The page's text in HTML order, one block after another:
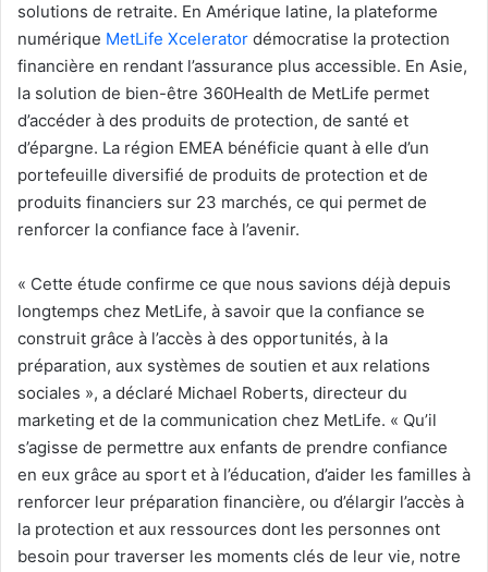
solutions de retraite. En Amérique latine, la plateforme
numérique MetLife Xcelerator démocratise la protection
financière en rendant l’assurance plus accessible. En Asie,
la solution de bien-être 360Health de MetLife permet
d’accéder à des produits de protection, de santé et
d’épargne. La région EMEA bénéficie quant à elle d’un
portefeuille diversifié de produits de protection et de
produits financiers sur 23 marchés, ce qui permet de
renforcer la confiance face à l’avenir.
« Cette étude confirme ce que nous savions déjà depuis
longtemps chez MetLife, à savoir que la confiance se
construit grâce à l’accès à des opportunités, à la
préparation, aux systèmes de soutien et aux relations
sociales », a déclaré Michael Roberts, directeur du
marketing et de la communication chez MetLife. « Qu’il
s’agisse de permettre aux enfants de prendre confiance
en eux grâce au sport et à l’éducation, d’aider les familles à
renforcer leur préparation financière, ou d’élargir l’accès à
la protection et aux ressources dont les personnes ont
besoin pour traverser les moments clés de leur vie, notre